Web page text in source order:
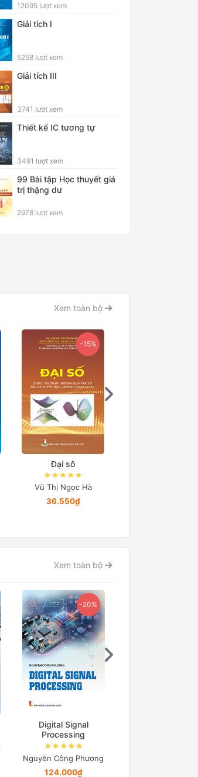
12095 lượt xem
Giải tích I
5258 lượt xem
Giải tích III
3741 lượt xem
Thiết kế IC tương tự
3491 lượt xem
99 Bài tập Học thuyết giá
trị thặng dư
2978 lượt xem
Xem toàn bộ
-15%
Đại sô
Vũ Thị Ngọc Hà
36.550₫
Xem toàn bộ
-20%
Digital Signal
Processing
Nguyễn Công Phương
124.000₫